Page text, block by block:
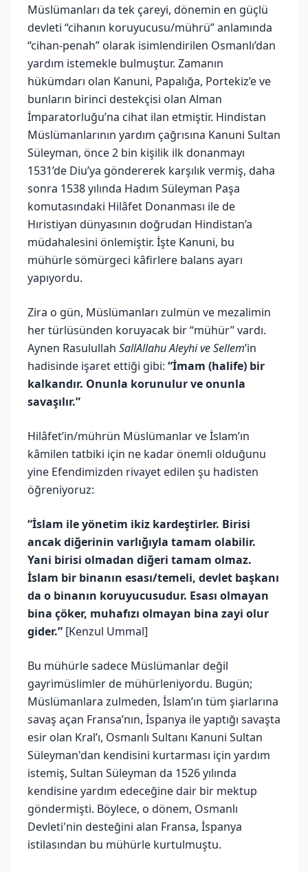
Müslümanları da tek çareyi, dönemin en güçlü
devleti “cihanın koruyucusu/mührü” anlamında
“cihan-penah” olarak isimlendirilen Osmanlı’dan
yardım istemekle bulmuştur. Zamanın
hükümdarı olan Kanuni, Papalığa, Portekiz’e ve
bunların birinci destekçisi olan Alman
İmparatorluğu’na cihat ilan etmiştir. Hindistan
Müslümanlarının yardım çağrısına Kanuni Sultan
Süleyman, önce 2 bin kişilik ilk donanmayı
1531’de Diu’ya göndererek karşılık vermiş, daha
sonra 1538 yılında Hadım Süleyman Paşa
komutasındaki Hilâfet Donanması ile de
Hıristiyan dünyasının doğrudan Hindistan’a
müdahalesini önlemiştir. İşte Kanuni, bu
mühürle sömürgeci kâfirlere balans ayarı
yapıyordu.
Zira o gün, Müslümanları zulmün ve mezalimin
her türlüsünden koruyacak bir “mühür” vardı.
Aynen Rasulullah SallAllahu Aleyhi ve Sellem’in
hadisinde işaret ettiği gibi: “İmam (halife) bir
kalkandır. Onunla korunulur ve onunla
savaşılır.”
Hilâfet’in/mührün Müslümanlar ve İslam’ın
kâmilen tatbiki için ne kadar önemli olduğunu
yine Efendimizden rivayet edilen şu hadisten
öğreniyoruz:
“İslam ile yönetim ikiz kardeştirler. Birisi
ancak diğerinin varlığıyla tamam olabilir.
Yani birisi olmadan diğeri tamam olmaz.
İslam bir binanın esası/temeli, devlet başkanı
da o binanın koruyucusudur. Esası olmayan
bina çöker, muhafızı olmayan bina zayi olur
gider.” [Kenzul Ummal]
Bu mühürle sadece Müslümanlar değil
gayrimüslimler de mühürleniyordu. Bugün;
Müslümanlara zulmeden, İslam’ın tüm şiarlarına
savaş açan Fransa’nın, İspanya ile yaptığı savaşta
esir olan Kral’ı, Osmanlı Sultanı Kanuni Sultan
Süleyman'dan kendisini kurtarması için yardım
istemiş, Sultan Süleyman da 1526 yılında
kendisine yardım edeceğine dair bir mektup
göndermişti. Böylece, o dönem, Osmanlı
Devleti'nin desteğini alan Fransa, İspanya
istilasından bu mühürle kurtulmuştu.